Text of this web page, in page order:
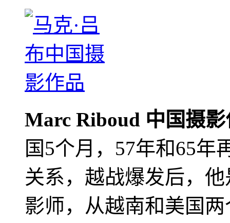
Marc Riboud 中国摄
国5个月，57年和65年
关系，越战爆发后，
影师，从越南和美国